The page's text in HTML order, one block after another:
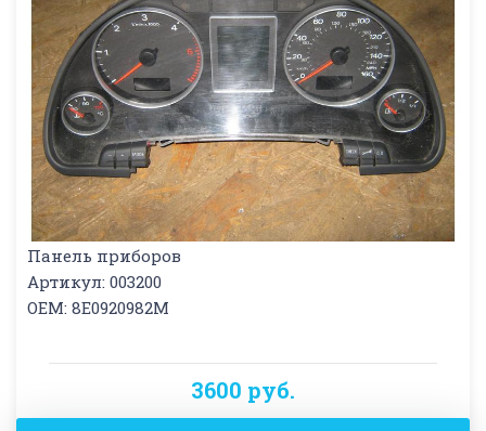
Панель приборов
Артикул: 003200
OEM: 8E0920982M
3600 руб.